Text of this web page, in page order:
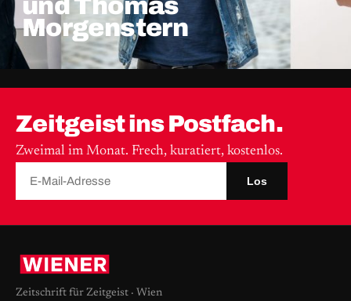
und Thomas
Morgenstern
Zeitgeist ins Postfach.
Zweimal im Monat. Frech, kuratiert, kostenlos.
Los
Zeitschrift für Zeitgeist · Wien